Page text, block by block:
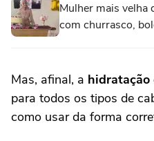
Mulher mais velha
com churrasco,
Mas, afinal, a hidratação
para todos os tipos de
como usar da forma